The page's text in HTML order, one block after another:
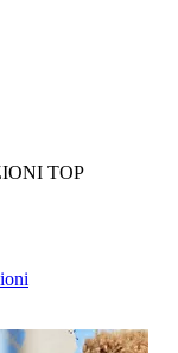
TOP